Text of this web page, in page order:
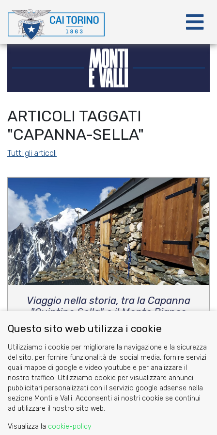
ARTICOLI TAGGATI
"CAPANNA-SELLA"
Tutti gli articoli
Viaggio nella storia, tra la Capanna
"Quintino Sella" e il Monte Bianco
di Nazzareno e Richard
Cookie
Privacy Policy
Questo sito web utilizza i cookie
Utilizziamo i cookie per migliorare la navigazione e la sicurezza
del sito, per fornire funzionalità dei social media, fornire servizi
quali mappe di google e video youtube e per analizzare il
nostro traffico. Utilizziamo cookie per visualizzare annunci
pubblicitari personalizzati con il servizio google adsense nella
sezione Monti e Valli. Acconsenti ai nostri cookie se continui
ad utilizzare il nostro sito web.
Visualizza la cookie-policy